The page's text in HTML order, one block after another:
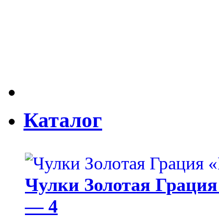
Каталог
Чулки Золотая
— 4